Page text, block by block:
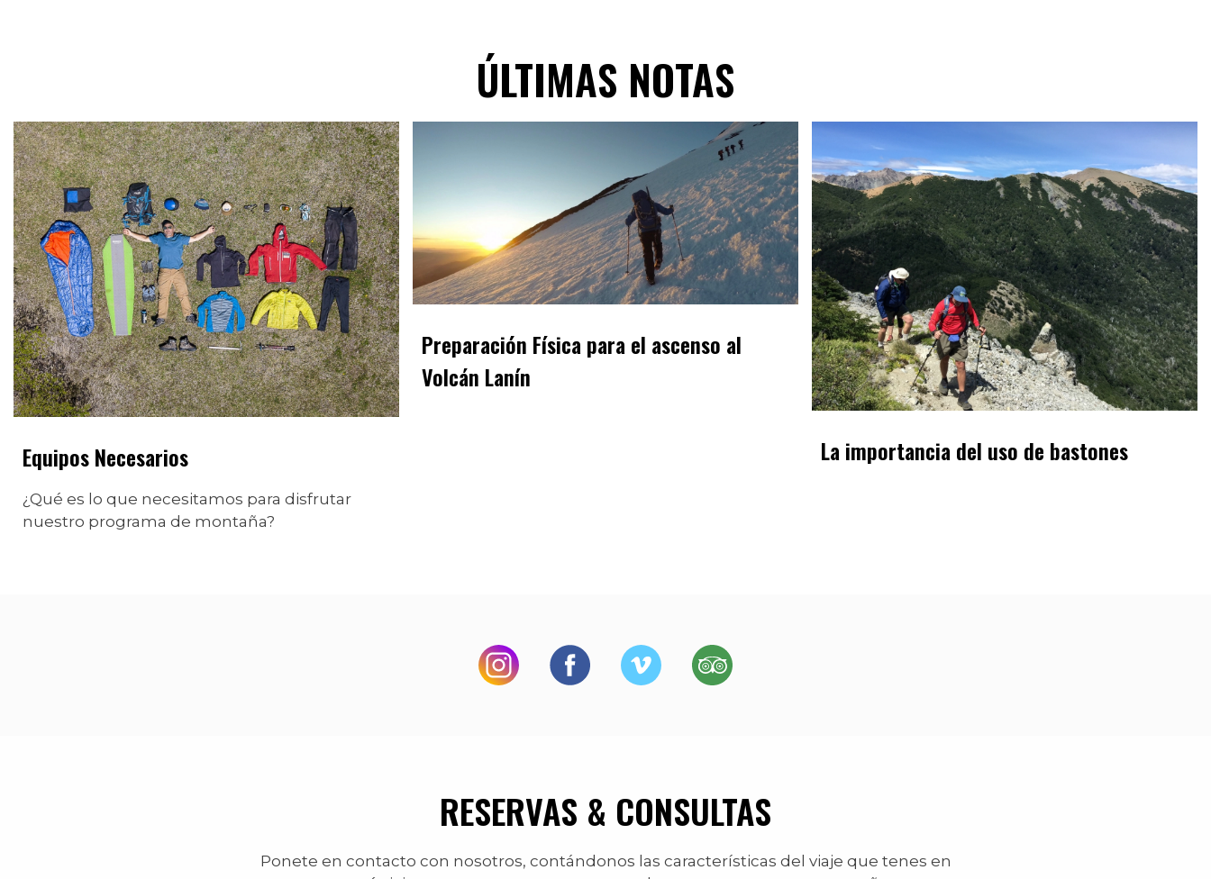
ÚLTIMAS NOTAS
Equipos Necesarios
¿Qué es lo que necesitamos para disfrutar
nuestro programa de montaña?
Preparación Física para el ascenso al
Volcán Lanín
La importancia del uso de bastones
RESERVAS & CONSULTAS
Ponete en contacto con nosotros, contándonos las características del viaje que tenes en